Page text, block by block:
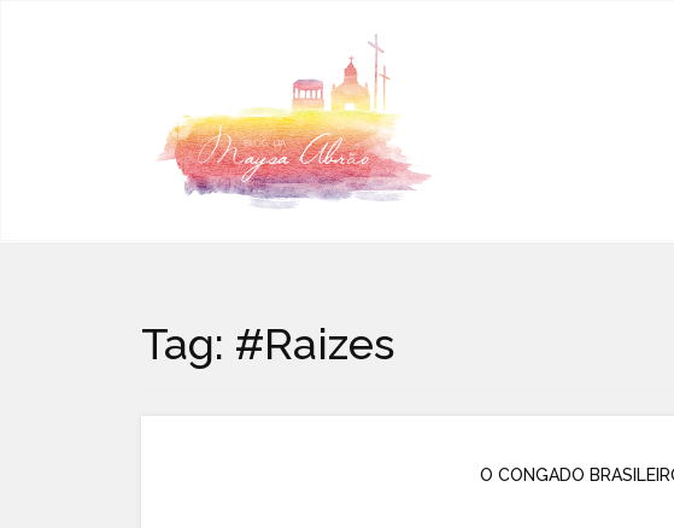
Tag: #Raizes
O CONGADO